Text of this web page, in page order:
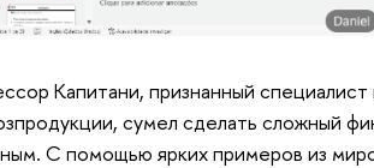
Капитани, признанный специалист
сумел сделать сложный
С помощью ярких примеров из